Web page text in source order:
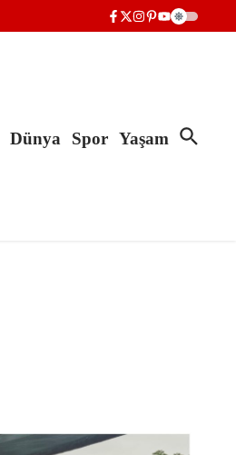
Dünya Spor Yaşam